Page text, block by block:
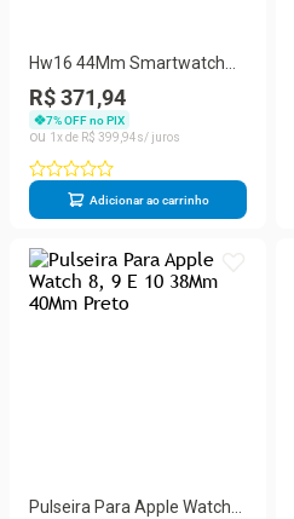
Hw16 44Mm Smartwatch
Relogio Compativel Android
Ios 2021
R$ 371,94
7% OFF no PIX
1
R$ 399 94
Adicionar ao carrinho
Pulseira Para Apple Watch